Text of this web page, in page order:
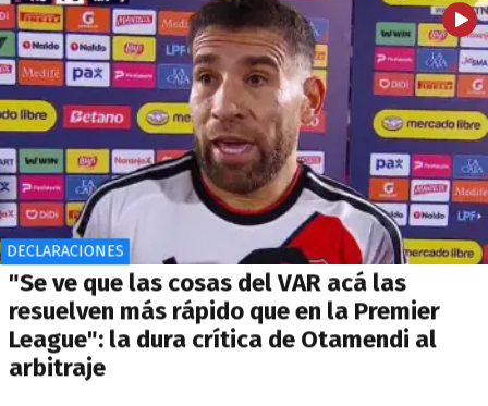
DECLARACIONES
"Se ve que las cosas del VAR acá las
resuelven más rápido que en la Premier
League": la dura crítica de Otamendi al
arbitraje